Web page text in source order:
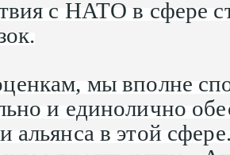
с НАТО в сфере
мы вполне
и единолично
альянса в этой